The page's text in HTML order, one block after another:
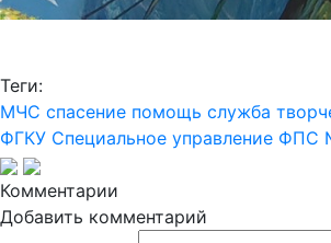
Теги:
МЧС спасение помощь служба
ФГКУ Специальное управление
Комментарии
Добавить комментарий